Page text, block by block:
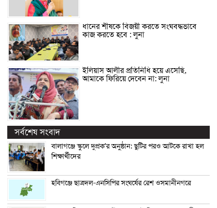
ধানের শীষকে বিজয়ী করতে সংঘবদ্ধভাবে
কাজ করতে হবে : লুনা
ইলিয়াস আলীর প্রতিনিধি হয়ে এসেছি,
আমাকে ফিরিয়ে দেবেন না: লুনা
সর্বশেষ সংবাদ
বালাগঞ্জে স্কুলে দুপ্রক’র অনুষ্ঠান: ছুটির পরও আটকে রাখা হল
শিক্ষার্থীদের
হবিগঞ্জে ছাত্রদল-এনসিপির সংঘর্ষের রেশ ওসমানীনগরে